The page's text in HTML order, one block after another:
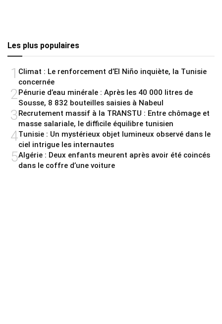
Les plus populaires
1 Climat : Le renforcement d’El Niño inquiète, la Tunisie
concernée
2Pénurie d’eau minérale : Après les 40 000 litres de
Sousse, 8 832 bouteilles saisies à Nabeul
3Recrutement massif à la TRANSTU : Entre chômage et
masse salariale, le difficile équilibre tunisien
4Tunisie : Un mystérieux objet lumineux observé dans le
ciel intrigue les internautes
5Algérie : Deux enfants meurent après avoir été coincés
dans le coffre d’une voiture